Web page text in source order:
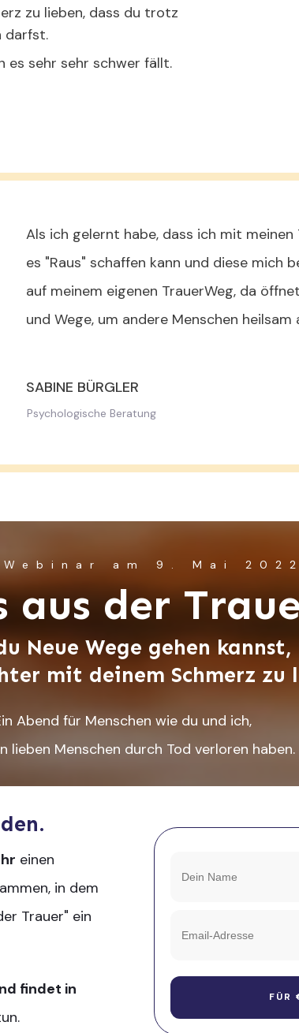
zu lieben, dass du trotz
darfst.
es sehr sehr schwer fällt.
Als ich gelernt habe, dass ich mit meinen
es "Raus" schaffen kann und diese mich
auf meinem eigenen TrauerWeg, da
und Wege, um andere Menschen
SABINE BÜRGLER
Psychologische Beratung
am 9. Mai
aus der
Neue Wege gehen
mit deinem Schmerz zu
Abend für Menschen wie du und ich,
lieben Menschen durch Tod verloren haben.
einen
in dem
Trauer" ein
findet in
FÜR